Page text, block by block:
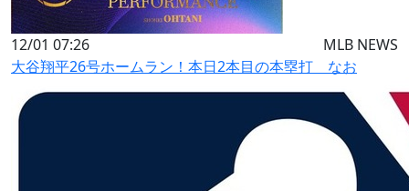
12/01 07:26
MLB NEWS
大谷翔平26号ホームラン！本日2本目の本塁打 なお